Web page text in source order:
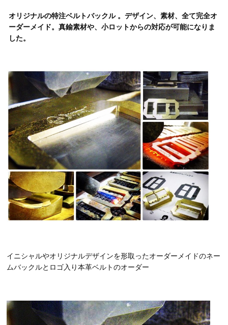
オリジナルの特注ベルトバックル 。デザイン、素材、全て完全オ
ーダーメイド。真鍮素材や、小ロットからの対応が可能になりま
した。
イニシャルやオリジナルデザインを形取ったオーダーメイドのネー
ムバックルとロゴ入り本革ベルトのオーダー